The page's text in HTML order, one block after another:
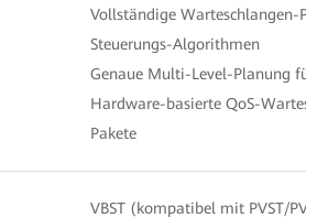
Vollständige Warteschlangen-
Steuerungs-Algorithmen
Genaue Multi-Level-Planung für
Hardware-basierte QoS-
Pakete
VBST (kompatibel mit PVST/